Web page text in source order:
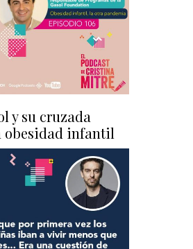
y su cruzada
obesidad infantil